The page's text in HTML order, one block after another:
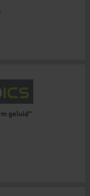
geluid"